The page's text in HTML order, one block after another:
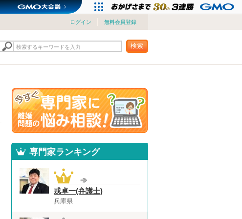
ログイン 無料会員登録
検索するキーワードを入力 検索
専門家ランキング
戎卓一(弁護士)
兵庫県